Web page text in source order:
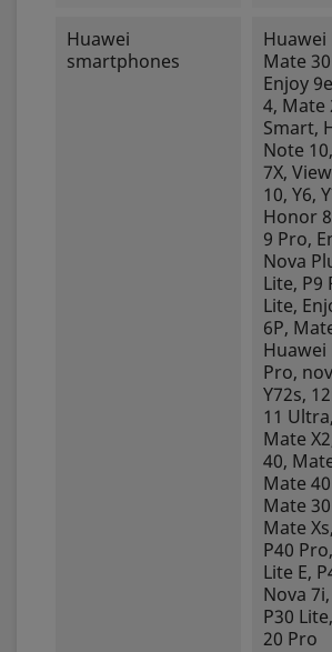
Huawei
smartphones
Huawei
Mate
Enjoy
4, Mate
Smart,
Note
7X,
10, Y6,
Honor
9 Pro,
Nova
Lite, P9
Lite,
6P,
Huawei
Pro,
Y72s,
11
Mate
40,
Mate
Mate
Mate
P40
Lite E,
Nova
P30
20 Pro